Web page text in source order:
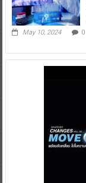
May 10, 2024 0